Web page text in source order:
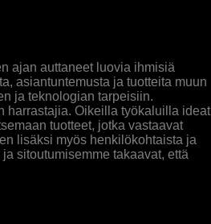
ajan auttaneet luovia ihmisiä
asiantuntemusta ja tuotteita muun
ja teknologian tarpeisiin.
harrastajia. Oikeilla työkaluilla ideat
tuotteet, jotka vastaavat
lisäksi myös henkilökohtaista ja
sitoutumisemme takaavat, että